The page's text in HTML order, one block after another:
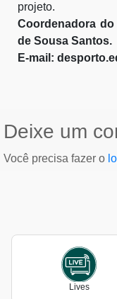
projeto.
Coordenadora
de Sousa Santos.
E-mail:
Deixe um
Você precisa fazer o
Lives